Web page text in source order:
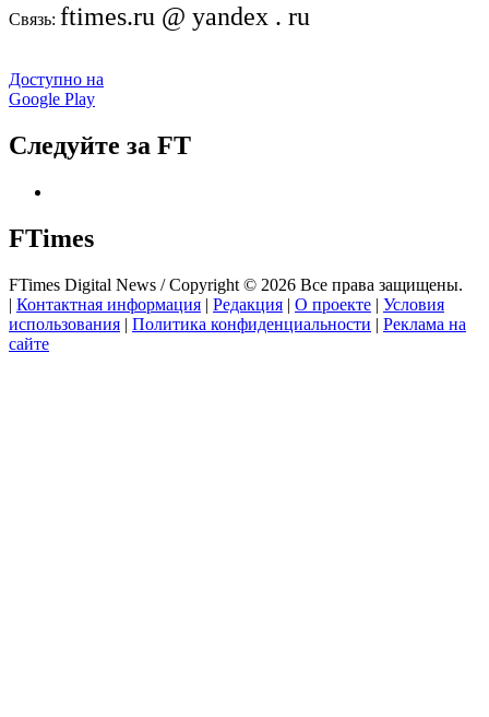
Связь: ftimes.ru @ yandex . ru
Доступно на
Google Play
Следуйте за FT
FTimes
FTimes Digital News / Copyright © 2026 Все права защищены.
| Контактная информация | Редакция | О проекте | Условия
использования | Политика конфиденциальности | Реклама на
сайте